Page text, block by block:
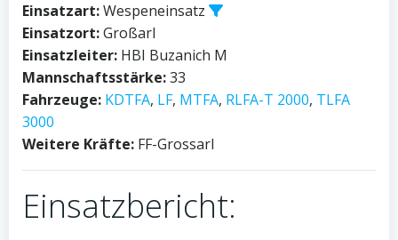
Einsatzart:Wespeneinsatz
Einsatzort:Großarl
Einsatzleiter: HBI Buzanich M
Mannschaftsstärke:33
Fahrzeuge: KDTFA, LF, MTFA, RLFA-T 2000, TLFA
3000
Weitere Kräfte: FF-Grossarl
Einsatzbericht: